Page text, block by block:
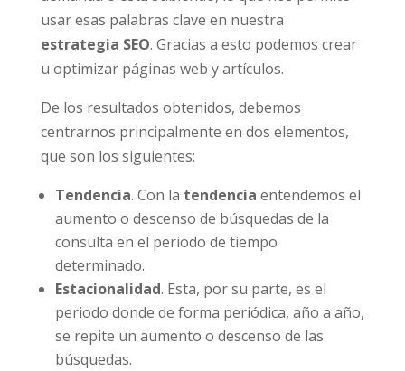
usar esas palabras clave en nuestra
estrategia SEO. Gracias a esto podemos crear
u optimizar páginas web y artículos.
De los resultados obtenidos, debemos
centrarnos principalmente en dos elementos,
que son los siguientes:
Tendencia. Con la tendencia entendemos el
aumento o descenso de búsquedas de la
consulta en el periodo de tiempo
determinado.
Estacionalidad. Esta, por su parte, es el
periodo donde de forma periódica, año a año,
se repite un aumento o descenso de las
búsquedas.